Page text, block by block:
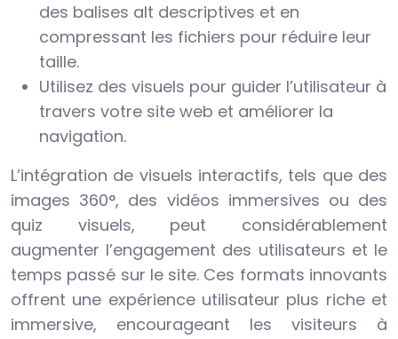
des balises alt descriptives et en
compressant les fichiers pour réduire leur
taille.
Utilisez des visuels pour guider l’utilisateur à
travers votre site web et améliorer la
navigation.
L’intégration de visuels interactifs, tels que des
images 360°, des vidéos immersives ou des
quiz visuels, peut considérablement
augmenter l’engagement des utilisateurs et le
temps passé sur le site. Ces formats innovants
offrent une expérience utilisateur plus riche et
immersive, encourageant les visiteurs à